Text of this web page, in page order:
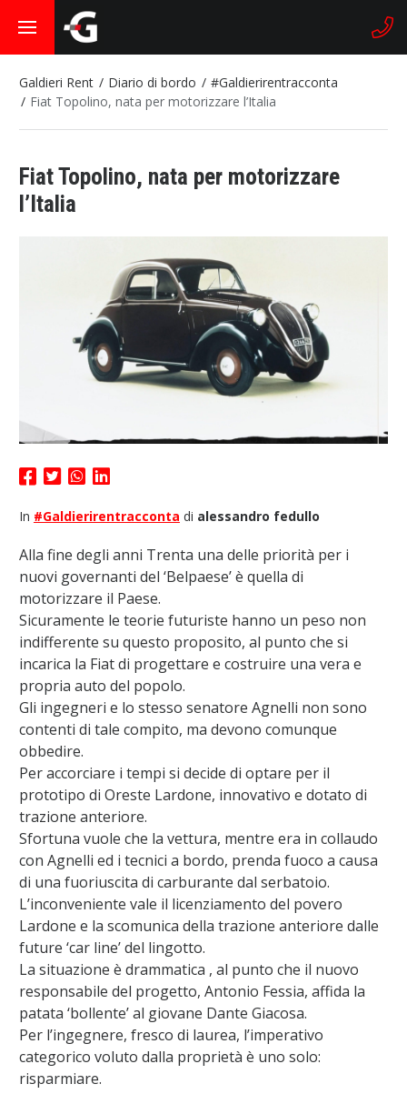
Galdieri Rent Diario di bordo
#Galdierirentracconta
Fiat Topolino, nata per motorizzare l’Italia
Fiat Topolino, nata per motorizzare
l’Italia
In #Galdierirentracconta di alessandro fedullo
Alla fine degli anni Trenta una delle priorità per i
nuovi governanti del ‘Belpaese’ è quella di
motorizzare il Paese.
Sicuramente le teorie futuriste hanno un peso non
indifferente su questo proposito, al punto che si
incarica la Fiat di progettare e costruire una vera e
propria auto del popolo.
Gli ingegneri e lo stesso senatore Agnelli non sono
contenti di tale compito, ma devono comunque
obbedire.
Per accorciare i tempi si decide di optare per il
prototipo di Oreste Lardone, innovativo e dotato di
trazione anteriore.
Sfortuna vuole che la vettura, mentre era in collaudo
con Agnelli ed i tecnici a bordo, prenda fuoco a causa
di una fuoriuscita di carburante dal serbatoio.
L’inconveniente vale il licenziamento del povero
Lardone e la scomunica della trazione anteriore dalle
future ‘car line’ del lingotto.
La situazione è drammatica , al punto che il nuovo
responsabile del progetto, Antonio Fessia, affida la
patata ‘bollente’ al giovane Dante Giacosa.
Per l’ingegnere, fresco di laurea, l’imperativo
categorico voluto dalla proprietà è uno solo:
risparmiare.